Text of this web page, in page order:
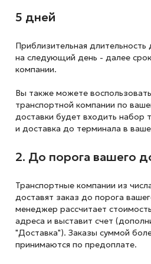
5 дней
Приблизительная длительность
на следующий день - далее
компании.
Вы также можете
транспортной компании по
доставки будет входить набор
и доставка до терминала в
2. До порога вашего
Транспортные компании из
доставят заказ до порога
менеджер рассчитает
адреса и выставит счет
"Доставка"). Заказы суммой
принимаются по предоплате.